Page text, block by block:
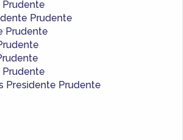
Prudente
Prudente
Prudente
Prudente
Presidente Prudente